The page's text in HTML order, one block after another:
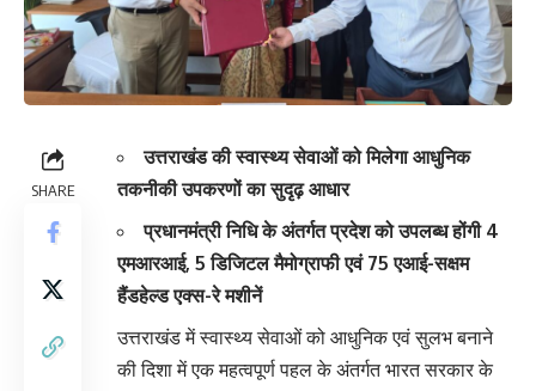
SHARE
उत्तराखंड की स्वास्थ्य सेवाओं को मिलेगा आधुनिक
तकनीकी उपकरणों का सुदृढ़ आधार
प्रधानमंत्री निधि के अंतर्गत प्रदेश को उपलब्ध होंगी 4
एमआरआई, 5 डिजिटल मैमोग्राफी एवं 75 एआई-सक्षम
हैंडहेल्ड एक्स-रे मशीनें
उत्तराखंड में स्वास्थ्य सेवाओं को आधुनिक एवं सुलभ बनाने
की दिशा में एक महत्वपूर्ण पहल के अंतर्गत भारत सरकार के